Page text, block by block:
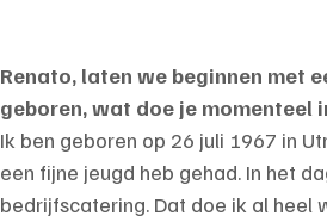
Renato, laten we beginnen met
geboren, wat doe je momenteel
Ik ben geboren op 26 juli 1967 in
een fijne jeugd heb gehad. In het
bedrijfscatering. Dat doe ik al heel